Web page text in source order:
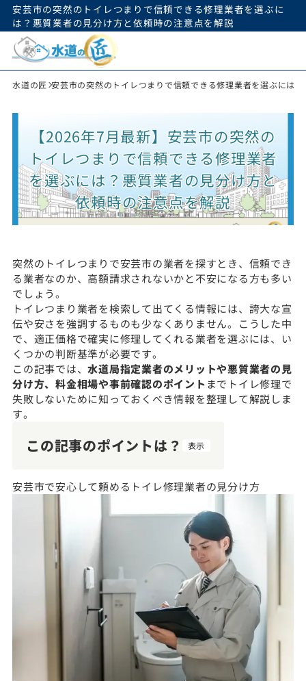
安芸市の突然のトイレつまりで信頼できる修理業者を選ぶに
は？悪質業者の見分け方と依頼時の注意点を解説
水道の匠 安芸市の突然のトイレつまりで信頼できる修理業者を選ぶには
【2026年7月最新】安芸市の突然の
トイレつまりで信頼できる修理業者
を選ぶには？悪質業者の見分け方と
依頼時の注意点を解説
突然のトイレつまりで安芸市の業者を探すとき、信頼でき
る業者なのか、高額請求されないかと不安になる方も多い
でしょう。
トイレつまり業者を検索して出てくる情報には、誇大な宣
伝や安さを強調するものも少なくありません。こうした中
で、適正価格で確実に修理してくれる業者を選ぶには、い
くつかの判断基準が必要です。
この記事では、水道局指定業者のメリットや悪質業者の見
分け方、料金相場や事前確認のポイント までトイレ修理で
失敗しないために知っておくべき情報を整理して解説しま
す。
この記事のポイントは？ 表示
安芸市で安心して頼めるトイレ修理業者の見分け方